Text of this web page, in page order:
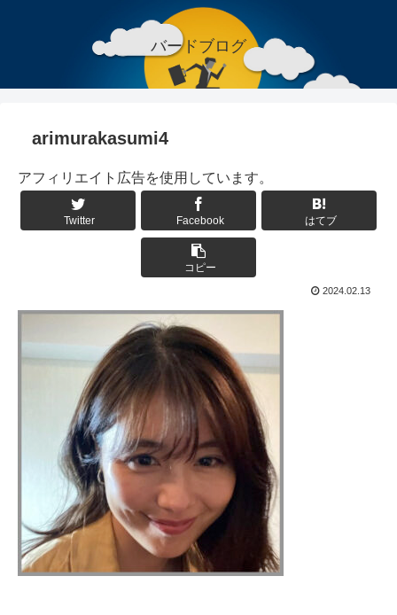
バードブログ
arimurakasumi4
アフィリエイト広告を使用しています。
Twitter Facebook はてブ
コピー
2024.02.13